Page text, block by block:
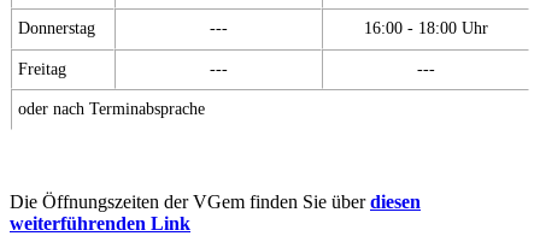
Donnerstag --- 16:00 - 18:00 Uhr
Freitag --- ---
oder nach Terminabsprache
Die Öffnungszeiten der VGem finden Sie überdiesen
weiterführenden Link